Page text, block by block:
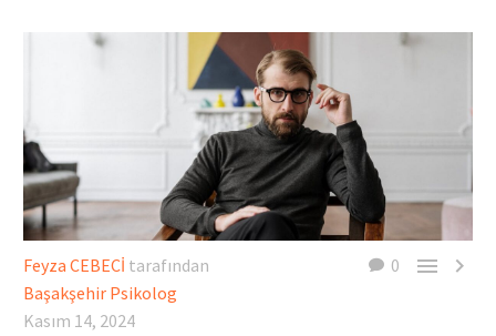
0  
Feyza CEBECİ tarafından
Başakşehir Psikolog
Kasım 14, 2024